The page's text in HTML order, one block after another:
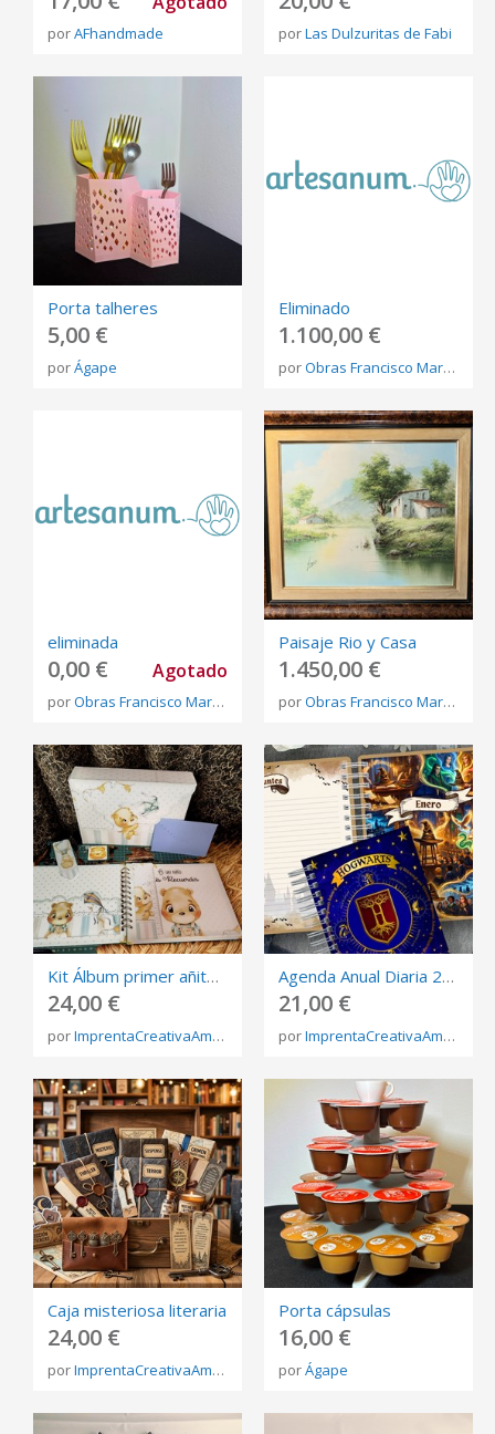
porAFhandmade porLas Dulzuritas de Fabi
Porta talheres
5,00 €
porÁgape
Eliminado
1.100,00 €
porObras Francisco Martínez Rojo
eliminada
0,00 € Agotado
porObras Francisco Martínez Rojo
Paisaje Rio y Casa
1.450,00 €
porObras Francisco Martínez Rojo
Kit Álbum primer añito niño
24,00 €
porImprentaCreativaAmbar
Agenda Anual Diaria 2027 Harry Potter
21,00 €
porImprentaCreativaAmbar
Caja misteriosa literaria
24,00 €
porImprentaCreativaAmbar
Porta cápsulas
16,00 €
porÁgape